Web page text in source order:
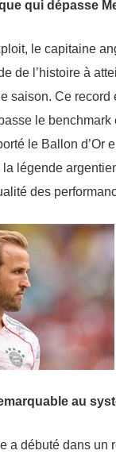
qui dépasse
le capitaine
de l’histoire à
saison. Ce record
le
le Ballon d’Or
légende
des
au
a débuté dans un